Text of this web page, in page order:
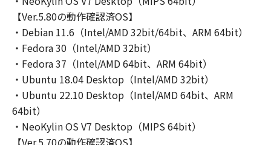
ューターまたは「プリンター」の固定記憶装置
上にインストールすること、並びにコンピュー
ターまたは「プリンター」において表示するこ
と、アクセスすること、読み出すこと、もしく
は実行することのいずれも含むものとしま
す。）することができます。
(1)-3. お客様は、「コンテンツデータ」を、お
客様のコンピューターにおいて使用（「使用」
とは、「コンテンツデータ」をコンピューター
の固定記憶装置上に保存すること、またはコン
【Ver.5.80の動作確認済OS】
・Debian 11.6（Intel/AMD 32bit/64bit、ARM 64bit）
・Fedora 30（Intel/AMD 32bit）
・Fedora 37（Intel/AMD 64bit、ARM 64bit）
・Ubuntu 18.04 Desktop（Intel/AMD 32bit）
・Ubuntu 22.10 Desktop（Intel/AMD 64bit、ARM
64bit）
・NeoKylin OS V7 Desktop（MIPS 64bit）
【Ver.5.70の動作確認済OS】